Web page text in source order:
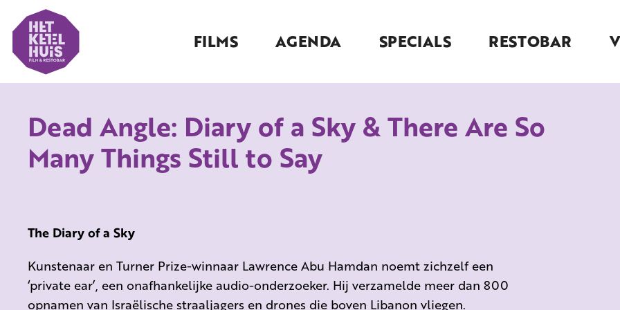
FILMS AGENDA SPECIALS RESTOBAR
Dead Angle: Diary of a Sky & There Are So
Many Things Still to Say
The Diary of a Sky
Kunstenaar en Turner Prize-winnaar Lawrence Abu Hamdan noemt zichzelf een
‘private ear’, een onafhankelijke audio-onderzoeker. Hij verzamelde meer dan 800
opnamen van Israëlische straaljagers en drones die boven Libanon vliegen.